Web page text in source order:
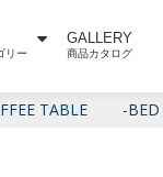
リー
GALLERY
商品カタログ
TABLE -BED